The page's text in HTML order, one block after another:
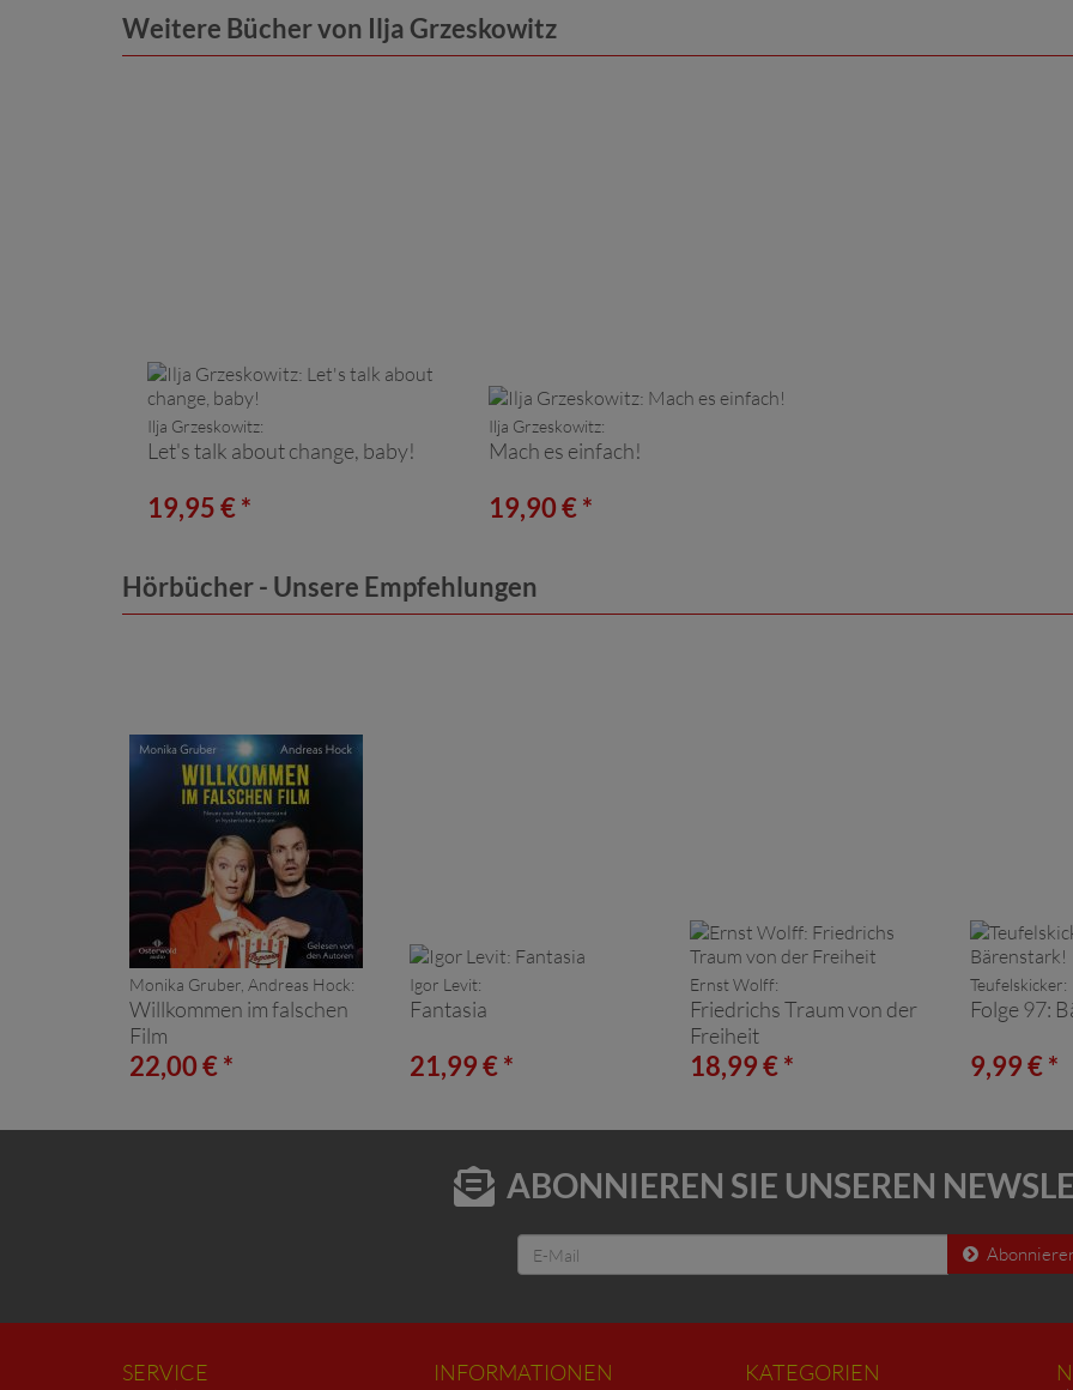
Weitere Bücher von Ilja Grzeskowitz
Ilja Grzeskowitz:
Let's talk about change, baby!
19,95 € *
Ilja Grzeskowitz:
Mach es einfach!
19,90 € *
Hörbücher - Unsere Empfehlungen
Monika Gruber, Andreas Hock:
Willkommen im falschen
Film
22,00 € *
Igor Levit:
Fantasia
21,99 € *
Ernst Wolff:
Friedrichs Traum von der
Freiheit
18,99 € *
Teufelskicker:
Folge 97:
9,99 € *
ABONNIEREN SIE UNSEREN
SERVICE INFORMATIONEN KATEGORIEN